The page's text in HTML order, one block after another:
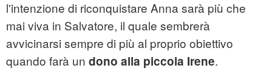
l'intenzione di riconquistare Anna sarà più che
mai viva in Salvatore, il quale sembrerà
avvicinarsi sempre di più al proprio obiettivo
quando farà un dono alla piccola Irene.